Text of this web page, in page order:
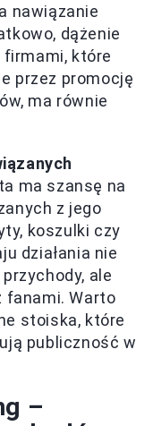
nawiązanie
dążenie
które
przez promocję
ma równie
ma szansę na
z jego
koszulki czy
działania nie
ale
fanami. Warto
stoiska, które
publiczność w
–